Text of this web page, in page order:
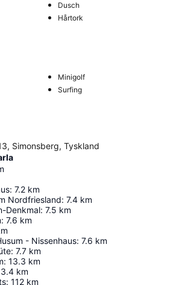
Dusch
Hårtork
Minigolf
Surfing
Simonsberg, Tyskland
: 7.2 km
Nordfriesland: 7.4 km
Denkmal: 7.5 km
: 7.6 km
- Nissenhaus: 7.6 km
: 7.7 km
: 13.3 km
km
: 112 km